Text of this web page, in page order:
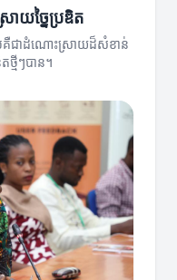
យច្នៃប្រឌិត
បគឺជាដំណោះស្រាយដ៏សំខាន់
មីៗបាន។